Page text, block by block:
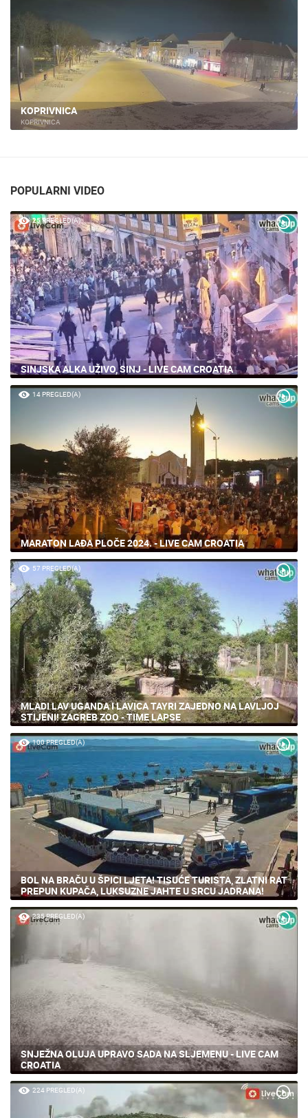
KOPRIVNICA
KOPRIVNICA
POPULARNI VIDEO
25 PREGLED(A)
SINJSKA ALKA UŽIVO, SINJ - LIVE CAM CROATIA
14 PREGLED(A)
MARATON LAĐA PLOČE 2024. - LIVE CAM CROATIA
57 PREGLED(A)
MLADI LAV UGANDA I LAVICA TAYRI ZAJEDNO NA LAVLJOJ
STIJENI! ZAGREB ZOO - TIME LAPSE
100 PREGLED(A)
BOL NA BRAČU U ŠPICI LJETA! TISUĆE TURISTA, ZLATNI RAT
PREPUN KUPAČA, LUKSUZNE JAHTE U SRCU JADRANA!
235 PREGLED(A)
SNJEŽNA OLUJA UPRAVO SADA NA SLJEMENU - LIVE CAM
CROATIA
224 PREGLED(A)